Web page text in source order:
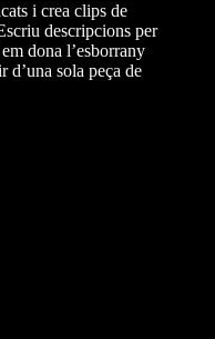
i crea clips de
descripcions per
dona l’esborrany
d’una sola peça de